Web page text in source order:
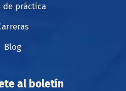
de práctica
Blog
al boletín